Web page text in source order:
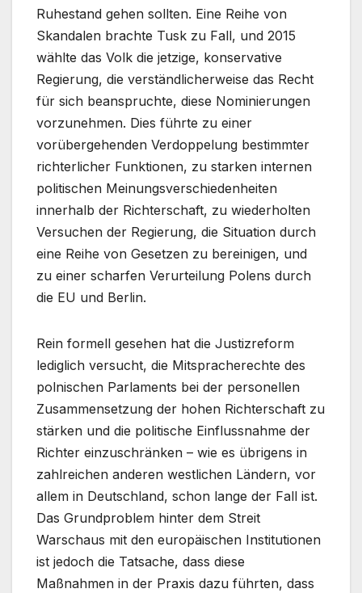
Ruhestand gehen sollten. Eine Reihe von
Skandalen brachte Tusk zu Fall, und 2015
wählte das Volk die jetzige, konservative
Regierung, die verständlicherweise das Recht
für sich beanspruchte, diese Nominierungen
vorzunehmen. Dies führte zu einer
vorübergehenden Verdoppelung bestimmter
richterlicher Funktionen, zu starken internen
politischen Meinungsverschiedenheiten
innerhalb der Richterschaft, zu wiederholten
Versuchen der Regierung, die Situation durch
eine Reihe von Gesetzen zu bereinigen, und
zu einer scharfen Verurteilung Polens durch
die EU und Berlin.
Rein formell gesehen hat die Justizreform
lediglich versucht, die Mitspracherechte des
polnischen Parlaments bei der personellen
Zusammensetzung der hohen Richterschaft zu
stärken und die politische Einflussnahme der
Richter einzuschränken – wie es übrigens in
zahlreichen anderen westlichen Ländern, vor
allem in Deutschland, schon lange der Fall ist.
Das Grundproblem hinter dem Streit
Warschaus mit den europäischen Institutionen
ist jedoch die Tatsache, dass diese
Maßnahmen in der Praxis dazu führten, dass